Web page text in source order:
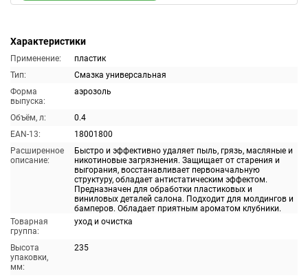
Характеристики
Применение:
пластик
Тип:
Смазка универсальная
Форма
выпуска:
аэрозоль
Объём, л:
0.4
EAN-13:
18001800
Расширенное
описание:
Быстро и эффективно удаляет пыль, грязь, масляные и
никотиновые загрязнения. Защищает от старения и
выгорания, восстанавливает первоначальную
структуру, обладает антистатическим эффектом.
Предназначен для обработки пластиковых и
виниловых деталей салона. Подходит для молдингов и
бамперов. Обладает приятным ароматом клубники.
Товарная
группа:
уход и очистка
Высота
упаковки,
мм:
235